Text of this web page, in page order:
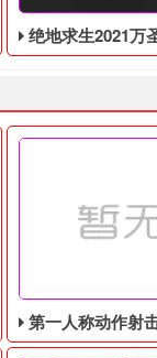
绝地求生2021万圣节活动，奇
第一人称动作射击游戏《绝地